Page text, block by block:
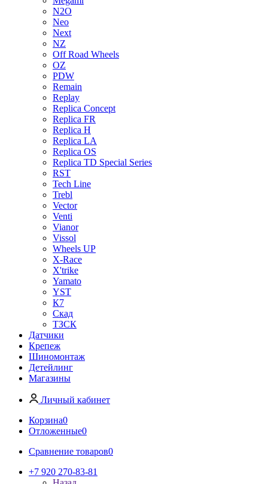
N2O
Neo
Next
NZ
Off Road Wheels
OZ
PDW
Remain
Replay
Replica Concept
Replica FR
Replica H
Replica LA
Replica OS
Replica TD Special Series
RST
Tech Line
Trebl
Vector
Venti
Vianor
Vissol
Wheels UP
X-Race
X'trike
Yamato
YST
К7
Скад
ТЗСК
Датчики
Крепеж
Шиномонтаж
Детейлинг
Магазины
Личный кабинет
Корзина0
Отложенные0
Сравнение товаров0
+7 920 270-83-81